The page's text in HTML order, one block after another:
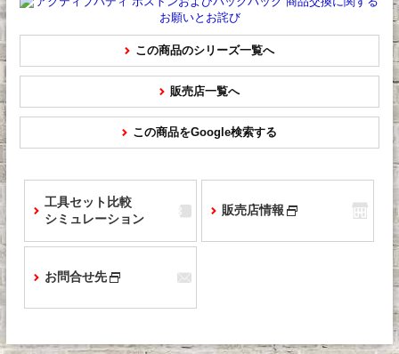
この商品のシリーズ一覧へ
販売店一覧へ
この商品をGoogle検索する
工具セット比較
シミュレーション
販売店情報
お問合せ先